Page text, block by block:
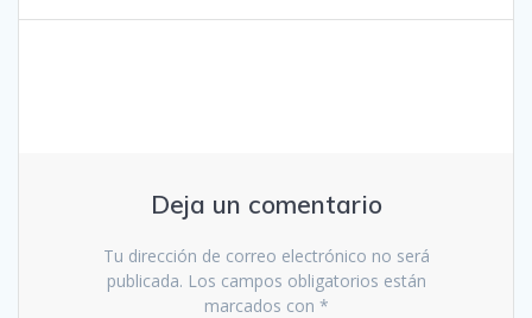
Deja un comentario
Tu dirección de correo electrónico no será
publicada. Los campos obligatorios están
marcados con *